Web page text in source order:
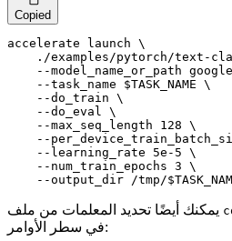
Copied
accelerate launch \
./examples/pytorch/text-
--model_name_or_path
    --task_name
$TASK_NAME \
    --do_train \
    --do_eval \
    --max_seq_length 128 \
--
    --learning_rate 5e-5 \
    --num_train_epochs 3 \
    --output_dir /tmp/
في سطر الأوامر: